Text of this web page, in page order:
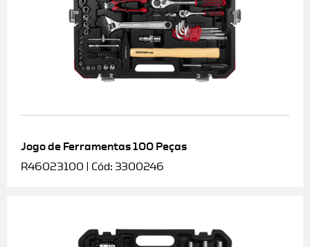
Jogo de Ferramentas 100 Peças
R46023100 | Cód: 3300246